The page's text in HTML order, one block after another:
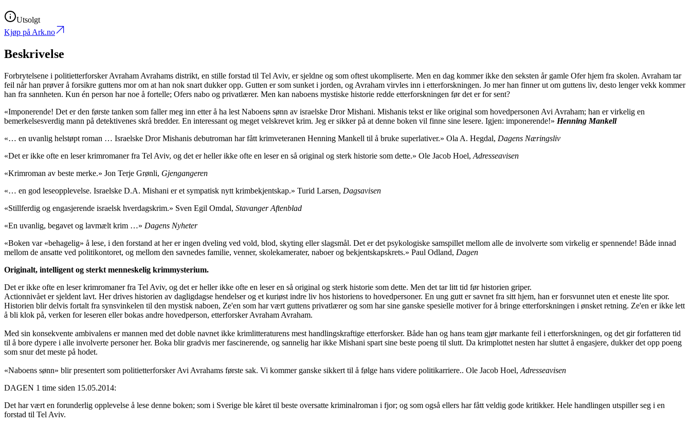
Utsolgt
Kjøp på Ark.no
Beskrivelse
Forbrytelsene i politietterforsker Avraham Avrahams distrikt, en stille forstad til Tel Aviv, er sjeldne og som oftest ukompliserte. Men en dag kommer ikke den seksten år gamle Ofer hjem fra skolen. Avraham tar
feil når han prøver å forsikre guttens mor om at han nok snart dukker opp. Gutten er som sunket i jorden, og Avraham virvles inn i etterforskningen. Jo mer han finner ut om guttens liv, desto lenger vekk kommer
han fra sannheten. Kun én person har noe å fortelle; Ofers nabo og privatlærer. Men kan naboens mystiske historie redde etterforskningen før det er for sent?
«Imponerende! Det er den første tanken som faller meg inn etter å ha lest Naboens sønn av israelske Dror Mishani. Mishanis tekst er like original som hovedpersonen Avi Avraham; han er virkelig en
bemerkelsesverdig mann på detektivenes skrå bredder. En interessant og meget velskrevet krim. Jeg er sikker på at denne boken vil finne sine lesere. Igjen: imponerende!» Henning Mankell
«… en uvanlig helstøpt roman … Israelske Dror Mishanis debutroman har fått krimveteranen Henning Mankell til å bruke superlativer.» Ola A. Hegdal, Dagens Næringsliv
«Det er ikke ofte en leser krimromaner fra Tel Aviv, og det er heller ikke ofte en leser en så original og sterk historie som dette.» Ole Jacob Hoel, Adresseavisen
«Krimroman av beste merke.» Jon Terje Grønli, Gjengangeren
«… en god leseopplevelse. Israelske D.A. Mishani er et sympatisk nytt krimbekjentskap.» Turid Larsen, Dagsavisen
«Stillferdig og engasjerende israelsk hverdagskrim.» Sven Egil Omdal, Stavanger Aftenblad
«En uvanlig, begavet og lavmælt krim …» Dagens Nyheter
«Boken var «behagelig» å lese, i den forstand at her er ingen dveling ved vold, blod, skyting eller slagsmål. Det er det psykologiske samspillet mellom alle de involverte som virkelig er spennende! Både innad
mellom de ansatte ved politikontoret, og mellom den savnedes familie, venner, skolekamerater, naboer og bekjentskapskrets.» Paul Odland, Dagen
Originalt, intelligent og sterkt menneskelig krimmysterium.
Det er ikke ofte en leser krimromaner fra Tel Aviv, og det er heller ikke ofte en leser en så original og sterk historie som dette. Men det tar litt tid før historien griper.
Actionnivået er sjeldent lavt. Her drives historien av dagligdagse hendelser og et kuriøst indre liv hos historiens to hovedpersoner. En ung gutt er savnet fra sitt hjem, han er forsvunnet uten et eneste lite spor.
Historien blir delvis fortalt fra synsvinkelen til den mystisk naboen, Ze'en som har vært guttens privatlærer og som har sine ganske spesielle motiver for å bringe etterforskningen i ønsket retning. Ze'en er ikke lett
å bli klok på, verken for leseren eller bokas andre hovedperson, etterforsker Avraham Avraham.
Med sin konsekvente ambivalens er mannen med det doble navnet ikke krimlitteraturens mest handlingskraftige etterforsker. Både han og hans team gjør markante feil i etterforskningen, og det gir forfatteren tid
til å bore dypere i alle involverte personer her. Boka blir gradvis mer fascinerende, og sannelig har ikke Mishani spart sine beste poeng til slutt. Da krimplottet nesten har sluttet å engasjere, dukker det opp poeng
som snur det meste på hodet.
«Naboens sønn» blir presentert som politietterforsker Avi Avrahams første sak. Vi kommer ganske sikkert til å følge hans videre politikarriere.. Ole Jacob Hoel, Adresseavisen
DAGEN 1 time siden 15.05.2014:
Det har vært en forunderlig opplevelse å lese denne boken; som i Sverige ble kåret til beste oversatte kriminalroman i fjor; og som også ellers har fått veldig gode kritikker. Hele handlingen utspiller seg i en
forstad til Tel Aviv.